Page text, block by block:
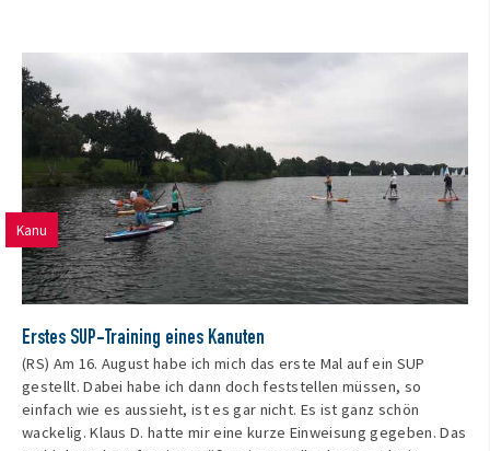
Kanu
Erstes SUP-Training eines Kanuten
(RS) Am 16. August habe ich mich das erste Mal auf ein SUP
gestellt. Dabei habe ich dann doch feststellen müssen, so
einfach wie es aussieht, ist es gar nicht. Es ist ganz schön
wackelig. Klaus D. hatte mir eine kurze Einweisung gegeben. Das